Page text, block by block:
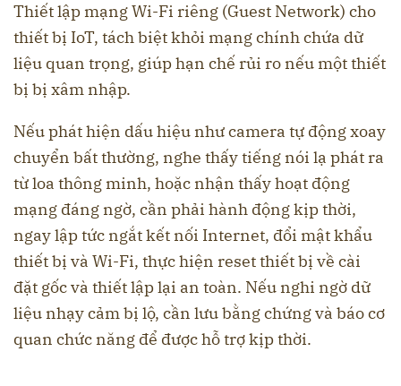
Thiết lập mạng Wi-Fi riêng (Guest Network) cho
thiết bị IoT, tách biệt khỏi mạng chính chứa dữ
liệu quan trọng, giúp hạn chế rủi ro nếu một thiết
bị bị xâm nhập.
Nếu phát hiện dấu hiệu như camera tự động xoay
chuyển bất thường, nghe thấy tiếng nói lạ phát ra
từ loa thông minh, hoặc nhận thấy hoạt động
mạng đáng ngờ, cần phải hành động kịp thời,
ngay lập tức ngắt kết nối Internet, đổi mật khẩu
thiết bị và Wi-Fi, thực hiện reset thiết bị về cài
đặt gốc và thiết lập lại an toàn. Nếu nghi ngờ dữ
liệu nhạy cảm bị lộ, cần lưu bằng chứng và báo cơ
quan chức năng để được hỗ trợ kịp thời.